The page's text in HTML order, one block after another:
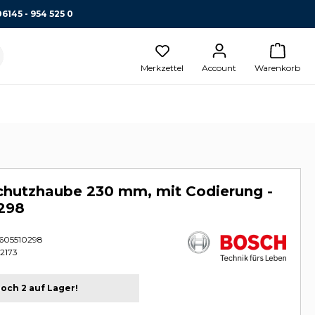
- 954 525 0
Merkzettel Account Warenkorb
230 mm, mit Codierung -
2 auf Lager!